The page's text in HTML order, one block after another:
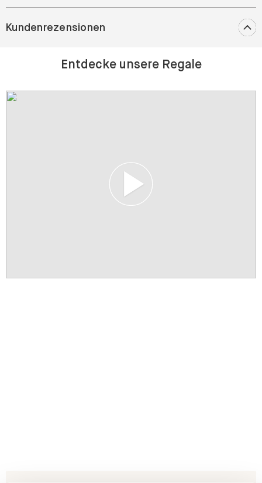
Kundenrezensionen
Entdecke unsere Regale